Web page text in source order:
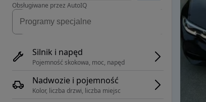
Obsługiwane przez AutoIQ
Silnik i napęd
Pojemność skokowa, moc, napęd
Nadwozie i pojemność
Kolor, liczba drzwi, liczba miejsc